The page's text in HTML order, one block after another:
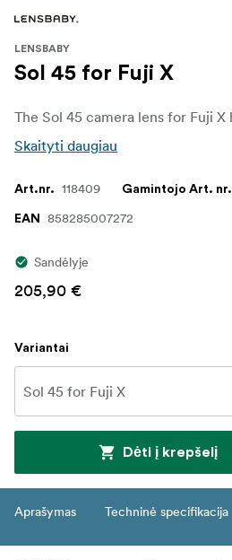
LENSBABY
Sol 45 for Fuji X
Skaityti daugiau
Art.nr. 118409 Gamintojo Art. nr.
EAN 858285007272
Sandėlyje
205,90 €
Variantai
Dėti į krepšelį
Aprašymas Techninė specifikacija